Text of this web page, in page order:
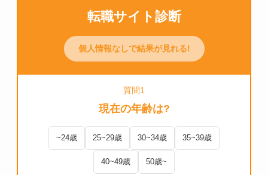
転職サイト診断
個人情報なしで結果が見れる!
質問1
現在の年齢は?
~24歳 25~29歳 30~34歳 35~39歳
40~49歳 50歳~